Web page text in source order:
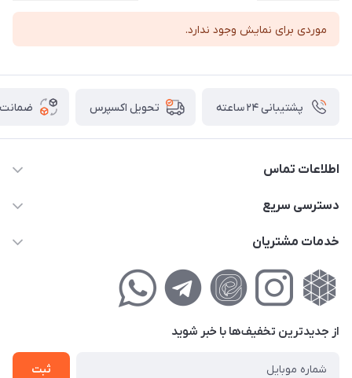
موردی برای نمایش وجود ندارد.
پشتیبانی ۲۴ ساعته تحویل اکسپرس ضمانت
اطلاعات تماس
02177111474
کوچه گلریز 4 غربی ، پلاک 13
دسترسی سریع
حساب کاربری
لیست محصولات
خدمات مشتریان
راهنمای‌خرید‌آنلاین
حریم خصوصی
فروش‌اقساطی
از جدید‌ترین تخفیف‌ها با‌ خبر شوید
ثبت